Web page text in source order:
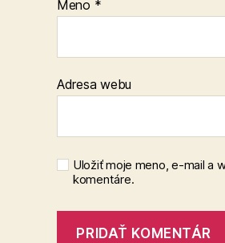
Meno *
Adresa webu
Uložiť moje meno, e-mail a
komentáre.